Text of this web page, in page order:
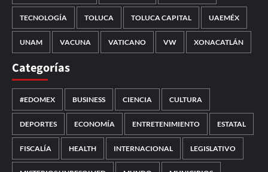
TECNOLOGÍA TOLUCA TOLUCA CAPITAL UAEMÉX
UNAM VACUNA VATICANO VW XONACATLÁN
Categorías
#EDOMEX BUSINESS CIENCIA CULTURA
DEPORTES ECONOMÍA ENTRETENIMIENTO ESTATAL
FISCALÍA HEALTH INTERNACIONAL LEGISLATIVO